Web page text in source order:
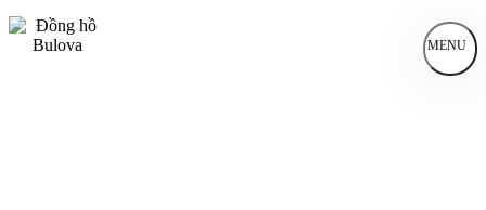
MENU